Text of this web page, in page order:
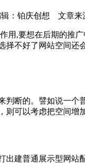
：铂庆创想 文章来
用,要想在后期的推
择不好了网站空间还
判断的。譬如说一个
则可以考虑把空间
建普通展示型网站